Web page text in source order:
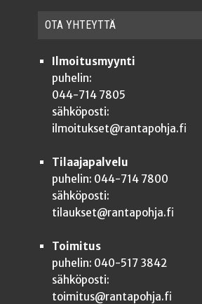
OTA YHTEYT­TÄ
Ilmoitusmyynti
puhelin:
044-714 7805
sähköposti:
ilmoitukset@rantapohja.fi
Tilaajapalvelu
puhelin: 044-714 7800
sähköposti:
tilaukset@rantapohja.fi
Toimitus
puhelin: 040-517 3842
sähköposti:
toimitus@rantapohja.fi